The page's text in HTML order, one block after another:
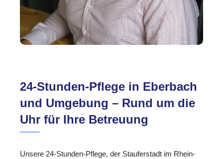
24-Stunden-Pflege in Eberbach
und Umgebung – Rund um die
Uhr für Ihre Betreuung
Unsere 24-Stunden-Pflege, der Stauferstadt im Rhein-